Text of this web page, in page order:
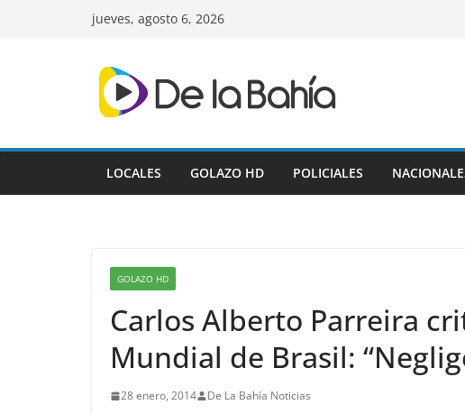
jueves, agosto 6, 2026
LOCALES GOLAZO HD POLICIALES
GOLAZO HD
Carlos Alberto Parreira
Mundial de Brasil:
28 enero, 2014 De La Bahía Noticias